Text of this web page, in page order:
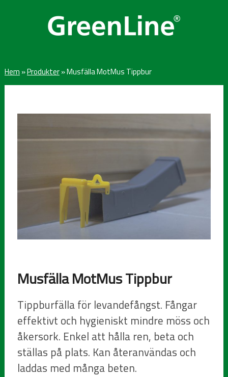
Hem »Produkter»Musfälla MotMus Tippbur
Musfälla MotMus Tippbur
Tippburfälla för levandefångst. Fångar
effektivt och hygieniskt mindre möss och
åkersork. Enkel att hålla ren, beta och
ställas på plats. Kan återanvändas och
laddas med många beten.